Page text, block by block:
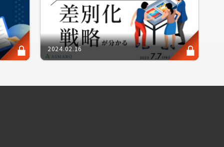
い価格」、それぞれのラインを鑑みて設定す
も良い価格帯」が分かる、プライシングリサ
買率が高まり、製品の更なる認知訴求や販路
2024.02.16